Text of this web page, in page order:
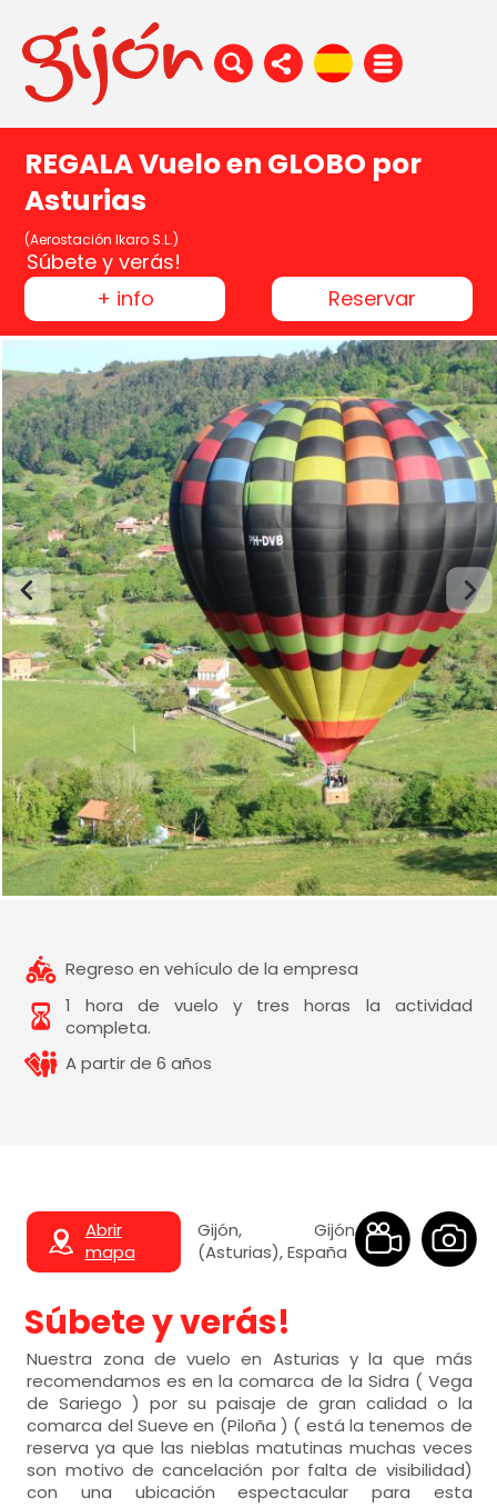
REGALA Vuelo en GLOBO por
Asturias
(Aerostación Ikaro S.L.)
Súbete y verás!
+ info
Reservar
Regreso en vehículo de la empresa
1 hora de vuelo y tres horas la actividad
completa.
A partir de 6 años
Abrir
mapa
Gijón, Gijón
(Asturias), España
Súbete y verás!
Nuestra zona de vuelo en Asturias y la que más
recomendamos es en la comarca de la Sidra ( Vega
de Sariego ) por su paisaje de gran calidad o la
comarca del Sueve en (Piloña ) ( está la tenemos de
reserva ya que las nieblas matutinas muchas veces
son motivo de cancelación por falta de visibilidad)
con una ubicación espectacular para esta